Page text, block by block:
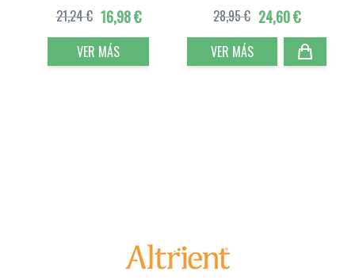
16,98 €
21,24 €
VER MÁS
24,60 €
28,95 €
VER MÁS